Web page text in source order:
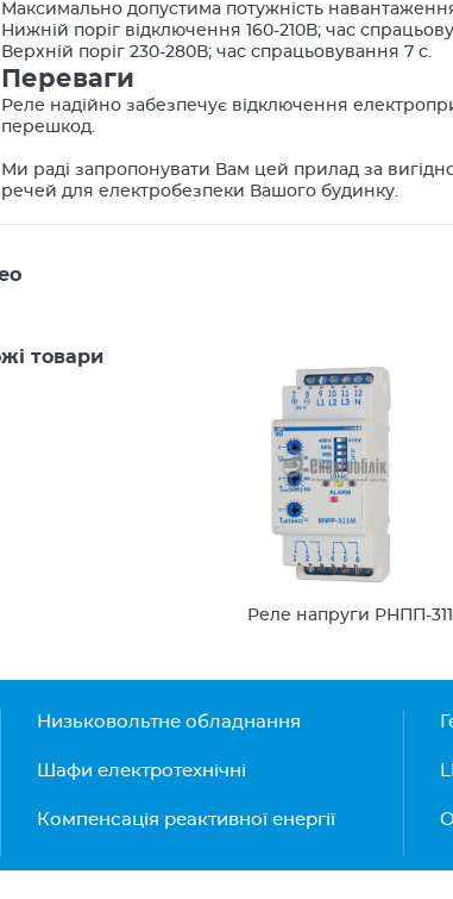
Максимально допустима потужність
Нижній поріг відключення 160-210В; час
Верхній поріг 230-280В; час спрацьовування 7 с.
Переваги
Реле надійно забезпечує відключення
перешкод.
Ми раді запропонувати Вам цей прилад за
речей для електробезпеки Вашого будинку.
товари
Реле напруги РНПП-
Низьковольтне обладнання
Шафи електротехнічні
Компенсація реактивної енергії